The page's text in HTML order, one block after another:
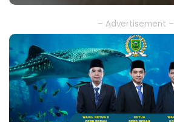
– Advertisement –